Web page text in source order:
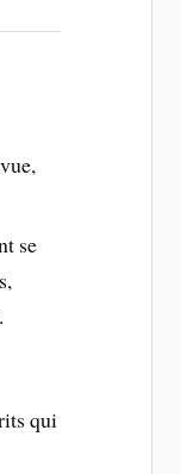
se
qui